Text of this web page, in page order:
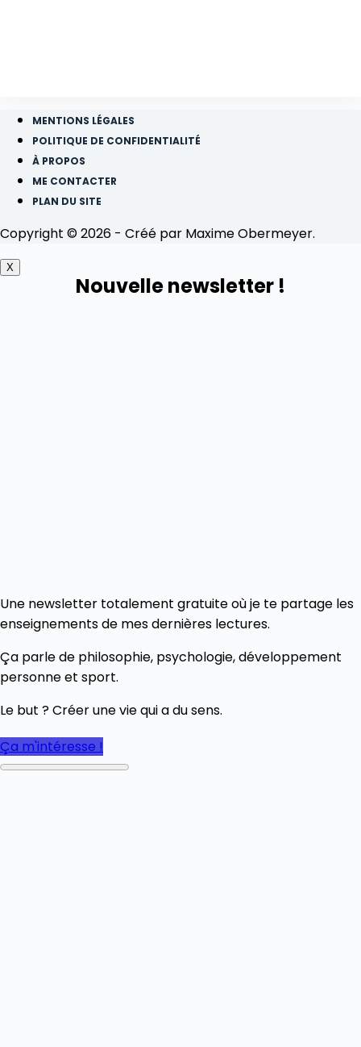
MENTIONS LÉGALES
POLITIQUE DE CONFIDENTIALITÉ
À PROPOS
ME CONTACTER
PLAN DU SITE
Copyright © 2026 - Créé par Maxime Obermeyer.
X
Nouvelle newsletter !
Une newsletter totalement gratuite où je te partage les
enseignements de mes dernières lectures.
Ça parle de philosophie, psychologie, développement
personne et sport.
Le but ? Créer une vie qui a du sens.
Ça m'intéresse !